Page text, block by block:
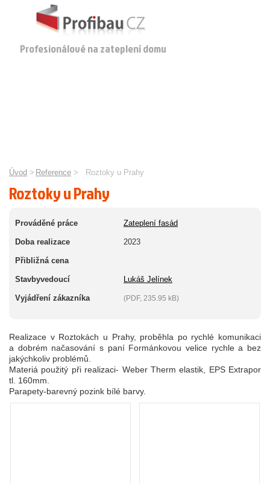
Profesionálové na zateplení domu
Úvod > Reference > Roztoky u Prahy
Roztoky u Prahy
Prováděné práce Zateplení fasád
Doba realizace 2023
Přibližná cena
Stavbyvedoucí Lukáš Jelínek
Vyjádření zákazníka (PDF, 235.95 kB)
Realizace v Roztokách u Prahy, proběhla po rychlé komunikaci
a dobrém načasování s paní Formánkovou velice rychle a bez
jakýchkoliv problémů.
Materiá použitý při realizaci- Weber Therm elastik, EPS Extrapor
tl. 160mm.
Parapety-barevný pozink bílé barvy.